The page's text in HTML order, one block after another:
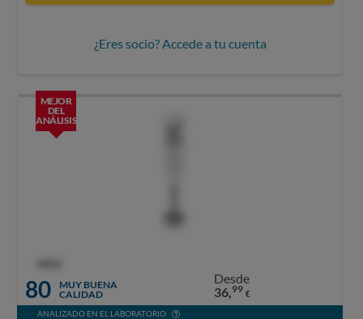
¿Eres socio? Accede a tu cuenta
MEJOR
DEL
ANÁLISIS
80
MUY BUENA
CALIDAD
Desde
36,99 €
ANALIZADO EN EL LABORATORIO